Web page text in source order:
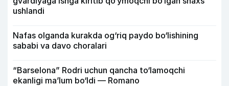
ushlandi
Nafas olganda kurakda og‘riq paydo bo‘lishining
sababi va davo choralari
“Barselona” Rodri uchun qancha to‘lamoqchi
ekanligi ma’lum bo‘ldi — Romano